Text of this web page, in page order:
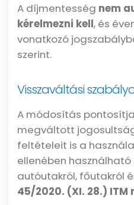
A díjmentesség nem
kérelmezni kell, és
vonatkozó
szerint.
Visszaváltási
A módosítás
megváltott
feltételeit is a
ellenében
autóutakról, főutakról
45/2020. (XI. 28.) ITM